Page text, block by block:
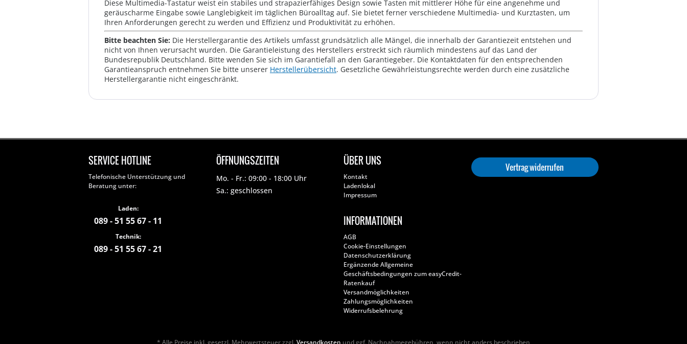
Diese Multimedia-Tastatur weist ein stabiles und strapazierfähiges Design sowie Tasten mit mittlerer Höhe für eine angenehme und
geräuscharme Eingabe sowie Langlebigkeit im täglichen Büroalltag auf. Sie bietet ferner verschiedene Multimedia- und Kurztasten, um
Ihren Anforderungen gerecht zu werden und Effizienz und Produktivität zu erhöhen.
Bitte beachten Sie: Die Herstellergarantie des Artikels umfasst grundsätzlich alle Mängel, die innerhalb der Garantiezeit entstehen und
nicht von Ihnen verursacht wurden. Die Garantieleistung des Herstellers erstreckt sich räumlich mindestens auf das Land der
Bundesrepublik Deutschland. Bitte wenden Sie sich im Garantiefall an den Garantiegeber. Die Kontaktdaten für den entsprechenden
Garantieanspruch entnehmen Sie bitte unserer Herstellerübersicht. Gesetzliche Gewährleistungsrechte werden durch eine zusätzliche
Herstellergarantie nicht eingeschränkt.
SERVICE HOTLINE
Telefonische Unterstützung und
Beratung unter:
Laden:
089 - 51 55 67 - 11
Technik:
089 - 51 55 67 - 21
ÖFFNUNGSZEITEN
Mo. - Fr.: 09:00 - 18:00 Uhr
Sa.: geschlossen
ÜBER UNS
Kontakt
Ladenlokal
Impressum
INFORMATIONEN
AGB
Cookie-Einstellungen
Datenschutzerklärung
Ergänzende Allgemeine
Geschäftsbedingungen zum easyCredit-
Ratenkauf
Versandmöglichkeiten
Zahlungsmöglichkeiten
Widerrufsbelehrung
Vertrag widerrufen